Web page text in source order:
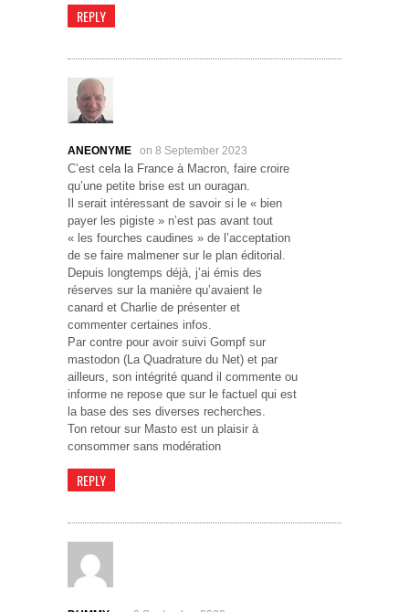
REPLY
ANEONYME on 8 September 2023
C’est cela la France à Macron, faire croire
qu’une petite brise est un ouragan.
Il serait intéressant de savoir si le « bien
payer les pigiste » n’est pas avant tout
« les fourches caudines » de l’acceptation
de se faire malmener sur le plan éditorial.
Depuis longtemps déjà, j’ai émis des
réserves sur la manière qu’avaient le
canard et Charlie de présenter et
commenter certaines infos.
Par contre pour avoir suivi Gompf sur
mastodon (La Quadrature du Net) et par
ailleurs, son intégrité quand il commente ou
informe ne repose que sur le factuel qui est
la base des ses diverses recherches.
Ton retour sur Masto est un plaisir à
consommer sans modération
REPLY